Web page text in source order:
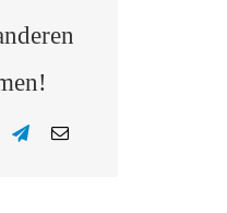
Telegram
E-